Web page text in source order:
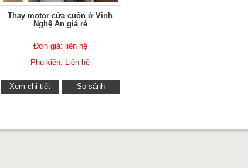
Thay motor cửa cuốn ở Vinh
Nghệ An giá rẻ
Đơn giá: liên hệ
Phụ kiện: Liên hệ
Xem chi tiết So sánh